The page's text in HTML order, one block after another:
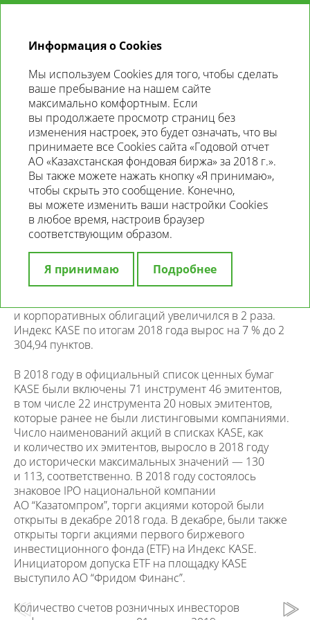
ОБРАЩЕНИЕ ПРЕДСЕДАТЕЛЯ
ПРАВЛЕНИЯ
Уважаемые акционеры и партнеры!
2018 год был динамичный и интересный, год
реализации поставленных целей и задач,
формирования основы для новых возможностей.
Сохранялась благоприятная макроэкономическая
ситуация и происходило снижение стоимости
финансирования для всех участников. Благодаря
этому были достигнуты рекордные рыночные
показатели на фондовом рынке. Объем торгов
на рынке ценных бумаг вырос на 40 % и составил 4,9
и корпоративных облигаций увеличился в 2 раза.
Индекс KASE по итогам 2018 года вырос на 7 % до 2
304,94 пунктов.
В 2018 году в официальный список ценных бумаг
KASE были включены 71 инструмент 46 эмитентов,
в том числе 22 инструмента 20 новых эмитентов,
которые ранее не были листинговыми компаниями.
Число наименований акций в списках KASE, как
и количество их эмитентов, выросло в 2018 году
до исторически максимальных значений — 130
и 113, соответственно. В 2018 году состоялось
знаковое IPO национальной компании
АО “Казатомпром”, торги акциями которой были
открыты в декабре 2018 года. В декабре, были также
открыты торги акциями первого биржевого
инвестиционного фонда (ETF) на Индекс KASE.
Инициатором допуска ETF на площадку KASE
выступило АО “Фридом Финанс”.
Количество счетов розничных инвесторов
Информация о Cookies
Мы используем Cookies для того, чтобы сделать
ваше пребывание на нашем сайте
максимально комфортным. Если
вы продолжаете просмотр страниц без
изменения настроек, это будет означать, что вы
принимаете все Cookies сайта «Годовой отчет
АО «Казахстанская фондовая биржа» за 2018 г.».
Вы также можете нажать кнопку «Я принимаю»,
чтобы скрыть это сообщение. Конечно,
вы можете изменить ваши настройки Cookies
в любое время, настроив браузер
соответствующим образом.
Я принимаю Подробнее